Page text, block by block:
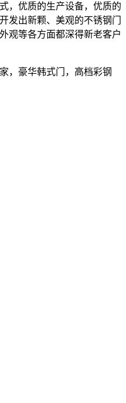
，优质的生产设备，优质的
发出新颗、美观的不锈钢门
观等各方面都深得新老客户
，豪华韩式门，高档彩钢